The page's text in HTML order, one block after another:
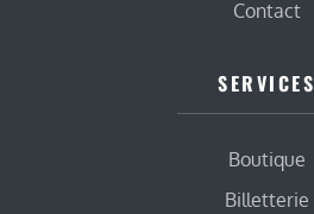
Contact
SERVICES
Boutique
Billetterie